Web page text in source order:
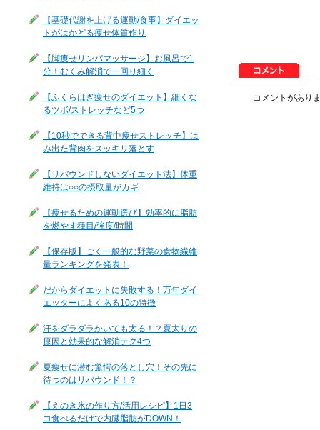
【基礎代謝を上げる運動/食事】ダイエッ
トがはかどる痩せ体質作り
【脚痩せリンパマッサージ】お風呂で1
分！むくみ解消で一回り細く
【ふくらはぎ痩せのダイエット】細くな
るツボ/ストレッチなど5つ
【10秒でできる背中痩せストレッチ】は
み出た背肉をスッキリ落とす
【リバウンドしないダイエット法】体重
維持は○○の摂取量がカギ
【痩せるための運動選び】効率的に脂肪
を燃やす種目/強度/時間
【保存版】ごく一般的な野菜の食物繊維
量ランキングを発表！
だからダイエットに失敗する！万年ダイ
エッターによくある10の特徴
汗をダラダラかいても太る！？夏太りの
原因と効果的な解消テク4つ
夏痩せに潜む驚愕の落とし穴！その先に
待つのはリバウンド！？
【えのき氷の作り方/活用レシピ】1日3
コ食べるだけで内臓脂肪がDOWN！
コメントがあり